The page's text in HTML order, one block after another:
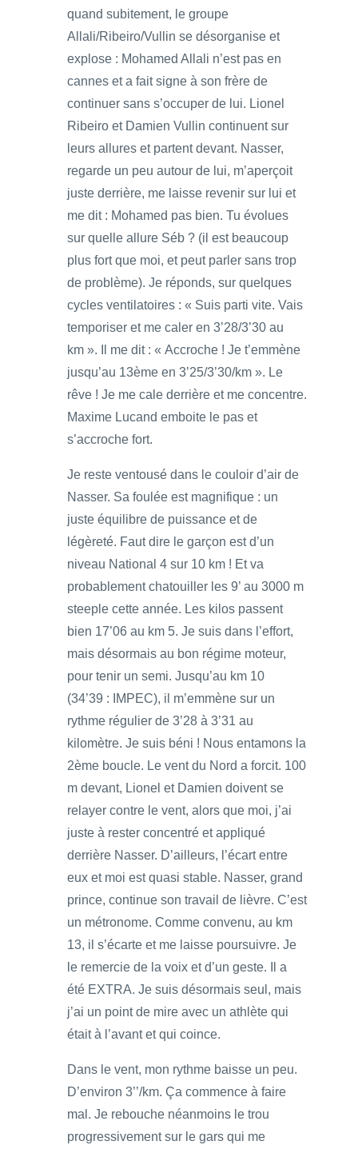
quand subitement, le groupe
Allali/Ribeiro/Vullin se désorganise et
explose : Mohamed Allali n’est pas en
cannes et a fait signe à son frère de
continuer sans s’occuper de lui. Lionel
Ribeiro et Damien Vullin continuent sur
leurs allures et partent devant. Nasser,
regarde un peu autour de lui, m’aperçoit
juste derrière, me laisse revenir sur lui et
me dit : Mohamed pas bien. Tu évolues
sur quelle allure Séb ? (il est beaucoup
plus fort que moi, et peut parler sans trop
de problème). Je réponds, sur quelques
cycles ventilatoires : « Suis parti vite. Vais
temporiser et me caler en 3’28/3’30 au
km ». Il me dit : « Accroche ! Je t’emmène
jusqu’au 13ème en 3’25/3’30/km ». Le
rêve ! Je me cale derrière et me concentre.
Maxime Lucand emboite le pas et
s’accroche fort.
Je reste ventousé dans le couloir d’air de
Nasser. Sa foulée est magnifique : un
juste équilibre de puissance et de
légèreté. Faut dire le garçon est d’un
niveau National 4 sur 10 km ! Et va
probablement chatouiller les 9’ au 3000 m
steeple cette année. Les kilos passent
bien 17’06 au km 5. Je suis dans l’effort,
mais désormais au bon régime moteur,
pour tenir un semi. Jusqu’au km 10
(34’39 : IMPEC), il m’emmène sur un
rythme régulier de 3’28 à 3’31 au
kilomètre. Je suis béni ! Nous entamons la
2ème boucle. Le vent du Nord a forcit. 100
m devant, Lionel et Damien doivent se
relayer contre le vent, alors que moi, j’ai
juste à rester concentré et appliqué
derrière Nasser. D’ailleurs, l’écart entre
eux et moi est quasi stable. Nasser, grand
prince, continue son travail de lièvre. C’est
un métronome. Comme convenu, au km
13, il s’écarte et me laisse poursuivre. Je
le remercie de la voix et d’un geste. Il a
été EXTRA. Je suis désormais seul, mais
j’ai un point de mire avec un athlète qui
était à l’avant et qui coince.
Dans le vent, mon rythme baisse un peu.
D’environ 3’’/km. Ça commence à faire
mal. Je rebouche néanmoins le trou
progressivement sur le gars qui me